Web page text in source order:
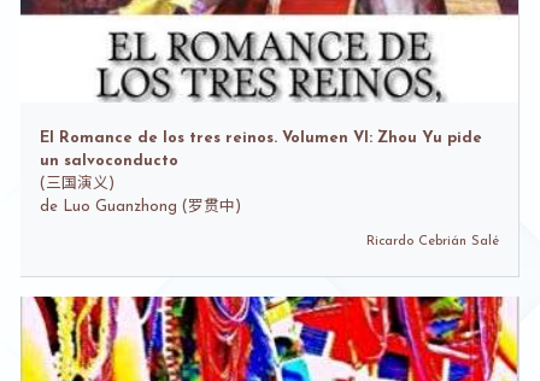
El Romance de los tres reinos. Volumen VI: Zhou Yu pide
un salvoconducto
( 三国演义)
de Luo Guanzhong (罗贯中)
Ricardo Cebrián Salé